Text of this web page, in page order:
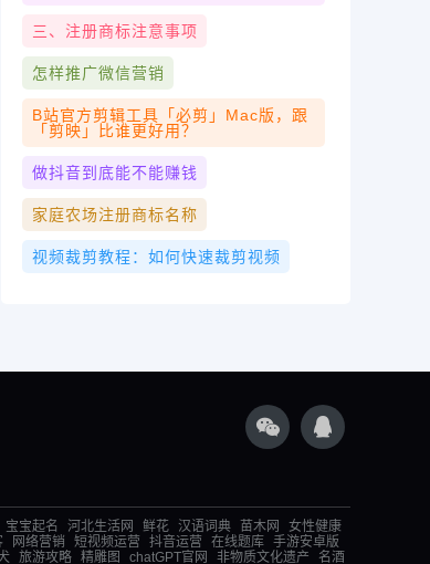
三、注册商标注意事项
怎样推广微信营销
B站官方剪辑工具「必剪」Mac版，跟
「剪映」比谁更好用？
做抖音到底能不能赚钱
家庭农场注册商标名称
视频裁剪教程：如何快速裁剪视频
宝宝起名 河北生活网 鲜花 汉语词典 苗木网
女性健康
网络营销 短视频运营 抖音运营 在线题库 手游安卓版
旅游攻略 精雕图 chatGPT官网 非物质文化遗产 名酒